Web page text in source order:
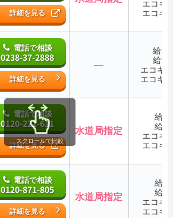
詳細を見る
エコキ
エコキ
電話で相談
0238-37-2888
詳細を見る
―
給湯
給湯
エコキ
エコキ
電話で相談
0120-221-611
詳細を見る
水道局指定
給
給
エコキ
エコキ
電話で相談
0120-871-805
詳細を見る
水道局指定
給
給
エコキ
エコキ
スクロールで比較